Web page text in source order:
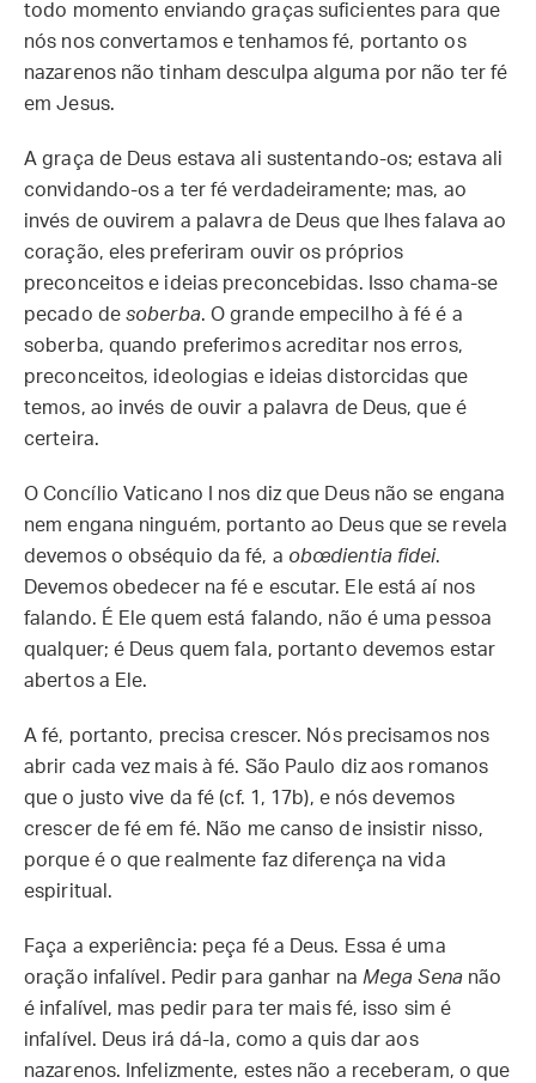
todo momento enviando graças suficientes para que
nós nos convertamos e tenhamos fé, portanto os
nazarenos não tinham desculpa alguma por não ter fé
em Jesus.
A graça de Deus estava ali sustentando-os; estava ali
convidando-os a ter fé verdadeiramente; mas, ao
invés de ouvirem a palavra de Deus que lhes falava ao
coração, eles preferiram ouvir os próprios
preconceitos e ideias preconcebidas. Isso chama-se
pecado de soberba. O grande empecilho à fé é a
soberba, quando preferimos acreditar nos erros,
preconceitos, ideologias e ideias distorcidas que
temos, ao invés de ouvir a palavra de Deus, que é
certeira.
O Concílio Vaticano I nos diz que Deus não se engana
nem engana ninguém, portanto ao Deus que se revela
devemos o obséquio da fé, a obœdientia fidei.
Devemos obedecer na fé e escutar. Ele está aí nos
falando. É Ele quem está falando, não é uma pessoa
qualquer; é Deus quem fala, portanto devemos estar
abertos a Ele.
A fé, portanto, precisa crescer. Nós precisamos nos
abrir cada vez mais à fé. São Paulo diz aos romanos
que o justo vive da fé (cf. 1, 17b), e nós devemos
crescer de fé em fé. Não me canso de insistir nisso,
porque é o que realmente faz diferença na vida
espiritual.
Faça a experiência: peça fé a Deus. Essa é uma
oração infalível. Pedir para ganhar na Mega Senanão
é infalível, mas pedir para ter mais fé, isso sim é
infalível. Deus irá dá-la, como a quis dar aos
nazarenos. Infelizmente, estes não a receberam, o que